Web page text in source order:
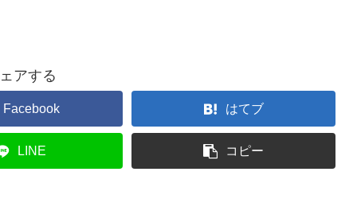
アする
Facebook はてブ
LINE コピー